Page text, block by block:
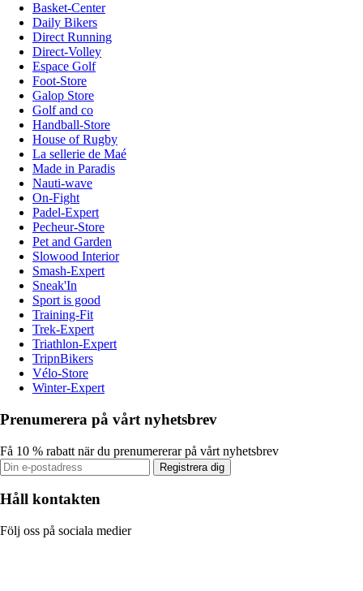
Basket-Center
Daily Bikers
Direct Running
Direct-Volley
Espace Golf
Foot-Store
Galop Store
Golf and co
Handball-Store
House of Rugby
La sellerie de Maé
Made in Paradis
Nauti-wave
On-Fight
Padel-Expert
Pecheur-Store
Pet and Garden
Slowood Interior
Smash-Expert
Sneak'In
Sport is good
Training-Fit
Trek-Expert
Triathlon-Expert
TripnBikers
Vélo-Store
Winter-Expert
Prenumerera på vårt nyhetsbrev
Få 10 % rabatt när du prenumererar på vårt nyhetsbrev
Registrera dig
Håll kontakten
Följ oss på sociala medier